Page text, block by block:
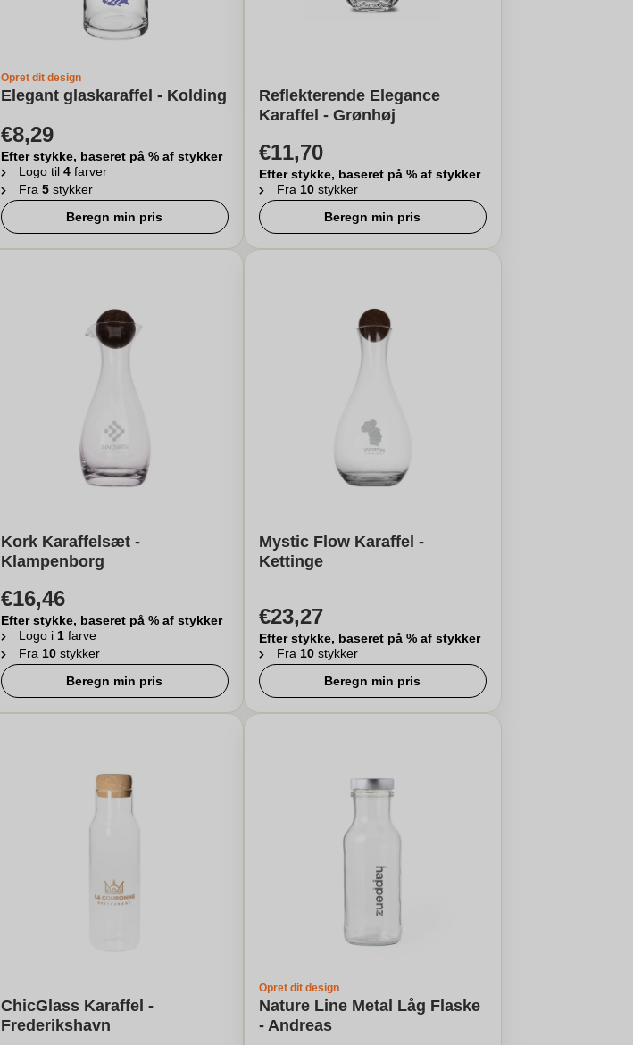
Opret dit design
Elegant glaskaraffel - Kolding
€8,29
Efter stykke, baseret på % af stykker
Logo til 4 farver
Fra 5 stykker
Beregn min pris
Reflekterende Elegance
Karaffel - Grønhøj
€11,70
Efter stykke, baseret på % af stykker
Fra 10 stykker
Beregn min pris
Kork Karaffelsæt -
Klampenborg
€16,46
Efter stykke, baseret på % af stykker
Logo i 1 farve
Fra 10 stykker
Beregn min pris
Mystic Flow Karaffel -
Kettinge
€23,27
Efter stykke, baseret på % af stykker
Fra 10 stykker
Beregn min pris
ChicGlass Karaffel -
Frederikshavn
Opret dit design
Nature Line Metal Låg Flaske
- Andreas